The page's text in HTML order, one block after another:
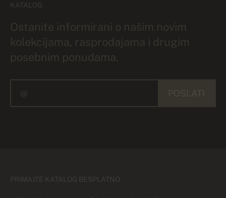
KATALOG
Ostanite informirani o našim novim
kolekcijama, rasprodajama i drugim
posebnim ponudama.
PRIMAJTE KATALOG BESPLATNO